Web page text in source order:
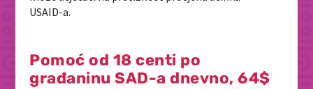
USAID‑a.
Pomoć od 18 centi po
građaninu SAD-a dnevno, 64$